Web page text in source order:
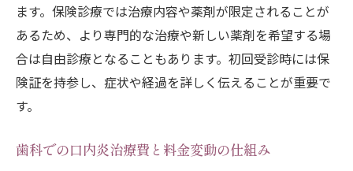
ます。保険診療では治療内容や薬剤が限定されることが
あるため、より専門的な治療や新しい薬剤を希望する場
合は自由診療となることもあります。初回受診時には保
険証を持参し、症状や経過を詳しく伝えることが重要で
す。
歯科での口内炎治療費と料金変動の仕組み